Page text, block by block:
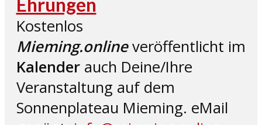
Ehrungen
Kostenlos
Mieming.onlineveröffentlicht im
Kalenderauch Deine/Ihre
Veranstaltung auf dem
Sonnenplateau Mieming. eMail